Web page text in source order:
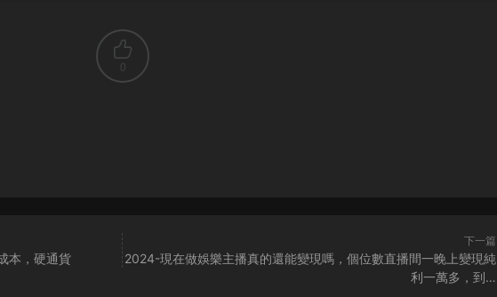
0
本，硬通貨
下一篇
2024-現在做娛樂主播真的還能變現嗎，個位數直播間一晚上變現純
利一萬多，到…